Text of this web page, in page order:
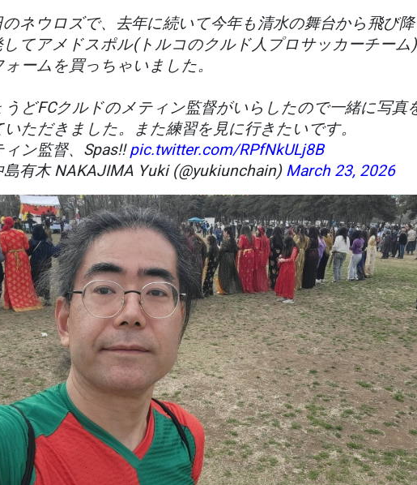
のネウロズで、去年に続いて今年も清水の舞台から飛び
してアメドスポル(トルコのクルド人プロサッカーチーム
ォームを買っちゃいました。
うどFCクルドのメティン監督がいらしたので一緒に写真
いただきました。また練習を見に行きたいです。
ィン監督、Spas!!pic.twitter.com/RPfNkULj8B
島有木 NAKAJIMA Yuki (@yukiunchain) March 23, 2026